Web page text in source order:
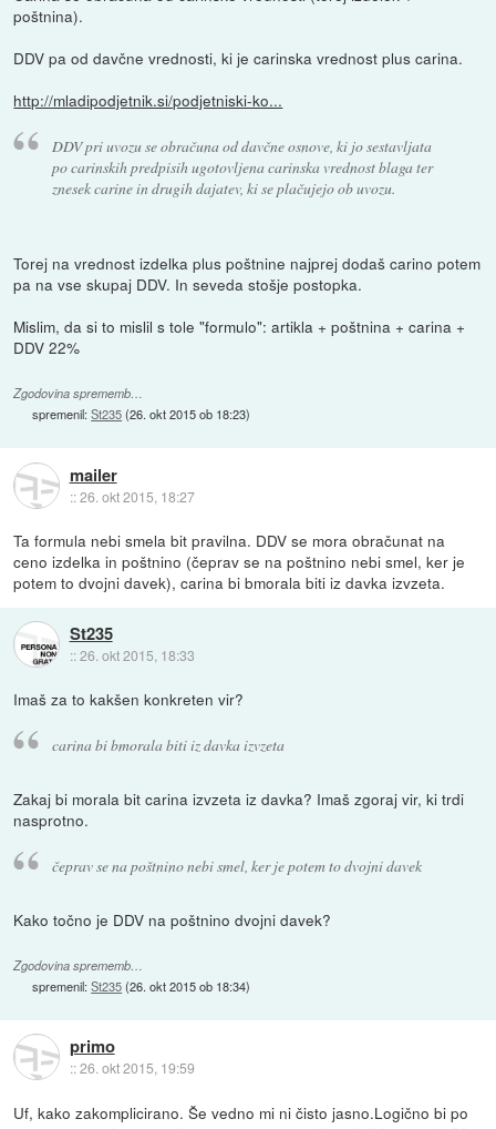
poštnina).
DDV pa od davčne vrednosti, ki je carinska vrednost plus carina.
http://mladipodjetnik.si/podjetniski-ko...
DDV pri uvozu se obračuna od davčne osnove, ki jo sestavljata
po carinskih predpisih ugotovljena carinska vrednost blaga ter
znesek carine in drugih dajatev, ki se plačujejo ob uvozu.
Torej na vrednost izdelka plus poštnine najprej dodaš carino potem
pa na vse skupaj DDV. In seveda stošje postopka.
Mislim, da si to mislil s tole "formulo": artikla + poštnina + carina +
DDV 22%
Zgodovina sprememb…
spremenil:St235(26. okt 2015 ob 18:23)
mailer
::26. okt 2015, 18:27
Ta formula nebi smela bit pravilna. DDV se mora obračunat na
ceno izdelka in poštnino (čeprav se na poštnino nebi smel, ker je
potem to dvojni davek), carina bi bmorala biti iz davka izvzeta.
St235
::26. okt 2015, 18:33
Imaš za to kakšen konkreten vir?
carina bi bmorala biti iz davka izvzeta
Zakaj bi morala bit carina izvzeta iz davka? Imaš zgoraj vir, ki trdi
nasprotno.
čeprav se na poštnino nebi smel, ker je potem to dvojni davek
Kako točno je DDV na poštnino dvojni davek?
Zgodovina sprememb…
spremenil:St235(26. okt 2015 ob 18:34)
primo
::26. okt 2015, 19:59
Uf, kako zakomplicirano. Še vedno mi ni čisto jasno.Logično bi po